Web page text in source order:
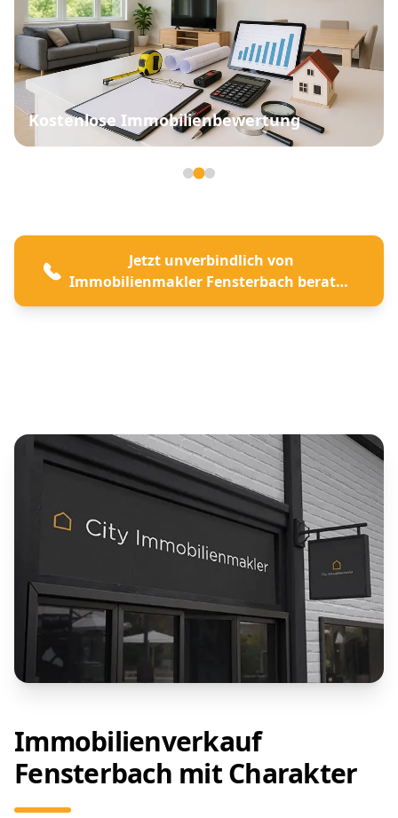
Kostenlose Immobilienbewertung
Jetzt unverbindlich von
Immobilienmakler Fensterbach beraten
lassen
Immobilienverkauf
Fensterbach mit Charakter